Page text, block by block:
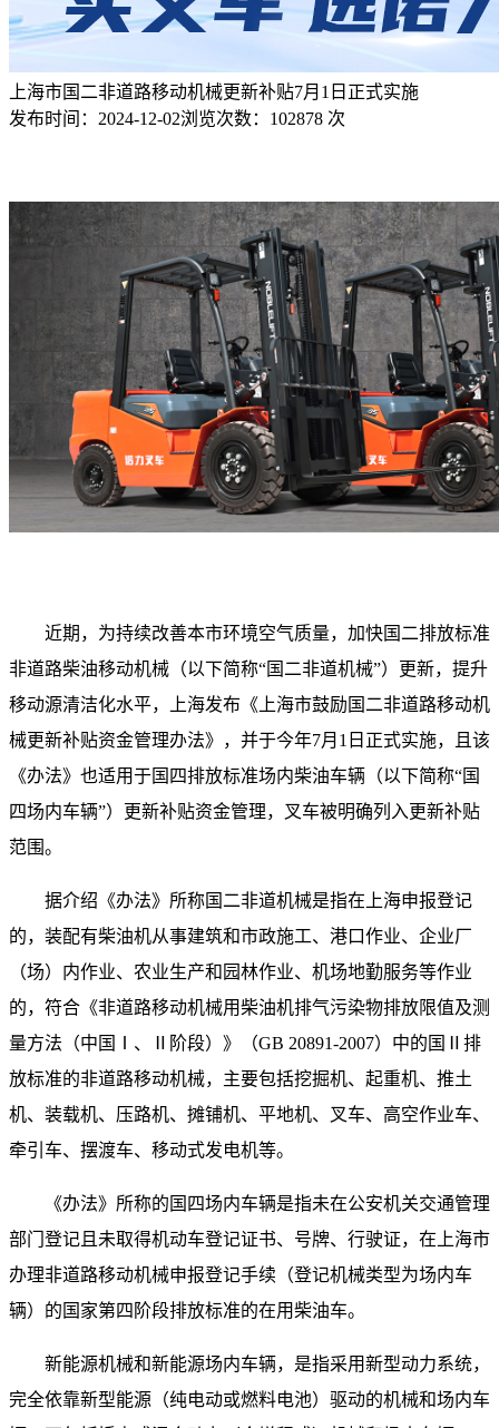
上海市国二非道路移动机械更新补贴7月1日正式实施
发布时间： 2024-12-02浏览次数： 102878 次
近期，为持续改善本市环境空气质量，加快国二排放标准
非道路柴油移动机械（以下简称“国二非道机械”）更新，提升
移动源清洁化水平，上海发布《上海市鼓励国二非道路移动机
械更新补贴资金管理办法》，并于今年7月1日正式实施，且该
《办法》也适用于国四排放标准场内柴油车辆（以下简称“国
四场内车辆”）更新补贴资金管理，叉车被明确列入更新补贴
范围。
据介绍《办法》所称国二非道机械是指在上海申报登记
的，装配有柴油机从事建筑和市政施工、港口作业、企业厂
（场）内作业、农业生产和园林作业、机场地勤服务等作业
的，符合《非道路移动机械用柴油机排气污染物排放限值及测
量方法（中国Ⅰ、
Ⅱ阶段）》（GB 20891-2007）中的国Ⅱ排
放标准的非道路移动机械，主要包括挖掘机、起重机、推土
机、装载机、压路机、摊铺机、平地机、叉车、高空作业车、
牵引车、摆渡车、移动式发电机等。
《办法》所称的国四场内车辆是指未在公安机关交通管理
部门登记且未取得机动车登记证书、号牌、行驶证，在上海市
办理非道路移动机械申报登记手续（登记机械类型为场内车
辆）的国家第四阶段排放标准的在用柴油车。
新能源机械和新能源场内车辆，是指采用新型动力系统，
完全依靠新型能源（纯电动或燃料电池）驱动的机械和场内车